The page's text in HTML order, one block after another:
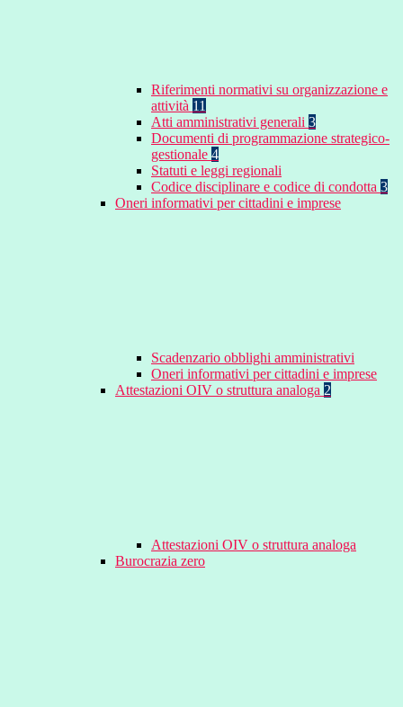
Riferimenti normativi su organizzazione e
attività 11
Atti amministrativi generali 3
Documenti di programmazione strategico-
gestionale 4
Statuti e leggi regionali
Codice disciplinare e codice di condotta 3
Oneri informativi per cittadini e imprese
Scadenzario obblighi amministrativi
Oneri informativi per cittadini e imprese
Attestazioni OIV o struttura analoga 2
Attestazioni OIV o struttura analoga
Burocrazia zero